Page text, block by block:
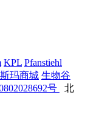
KPL Pfanstiehl
玛商城 生物谷
号
北